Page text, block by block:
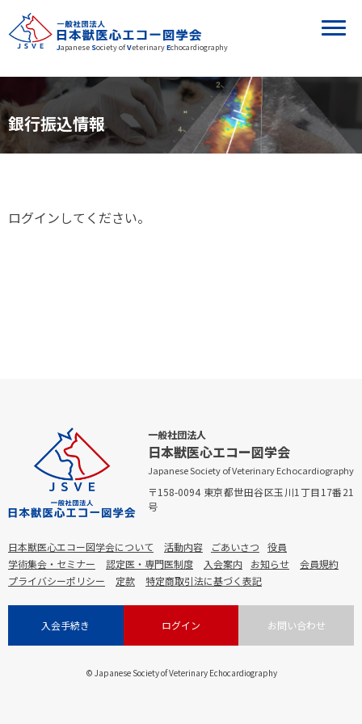
Japanese Society ofVeterinaryEchocardiography
銀行振込情報
ログインしてください。
一般社団法人
日本獣医心エコー図学会
Japanese Society of Veterinary Echocardiography
〒158-0094 東京都世田谷区玉川1丁目17番21
号
日本獣医心エコー図学会について 活動内容 ごあいさつ
役員
学術集会・セミナー
認定医・専門医制度 入会案内 お知らせ
会員規約
プライバシーポリシー
定款 特定商取引法に基づく表記
入会手続き ログイン お問い合わせ
© Japanese Society of Veterinary Echocardiography